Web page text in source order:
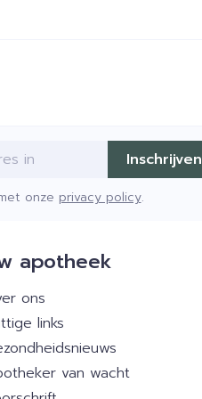
Inschrijven
onze privacy policy.
apotheek
ons
links
van wacht